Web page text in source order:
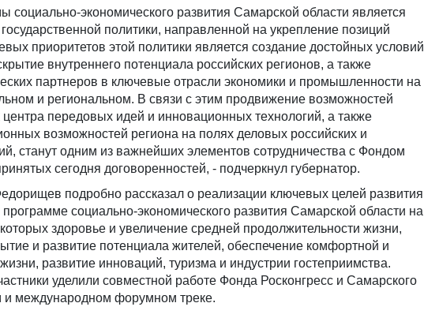
социально-экономического развития Самарской области является
политики, направленной на укрепление позиций
приоритетов этой политики является создание достойных условий
внутреннего потенциала российских регионов, а также
партнеров в ключевые отрасли экономики и промышленности на
и региональном. В связи с этим продвижение возможностей
передовых идей и инновационных технологий, а также
возможностей региона на полях деловых российских и
станут одним из важнейших элементов сотрудничества с Фондом
сегодня договоренностей, - подчеркнул губернатор.
подробно рассказал о реализации ключевых целей развития
социально-экономического развития Самарской области на
здоровье и увеличение средней продолжительности жизни,
и развитие потенциала жителей, обеспечение комфортной и
развитие инноваций, туризма и индустрии гостеприимства.
уделили совместной работе Фонда Росконгресс и Самарского
и международном форумном треке.